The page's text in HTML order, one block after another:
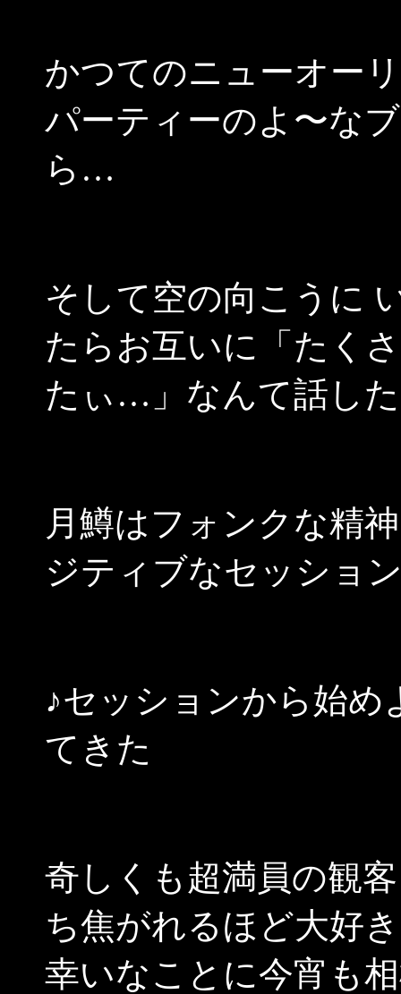
かつてのニューオー
パーティーのよ〜な
ら…
そして空の向こうに
たらお互いに「たく
たぃ…」なんて話し
月鱒はフォンクな精
ジティブなセッショ
♪セッションから始
てきた
奇しくも超満員の観
ち焦がれるほど大好
幸いなことに今宵も